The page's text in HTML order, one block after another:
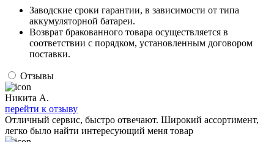
Заводские сроки гарантии, в зависимости от типа
аккумуляторной батареи.
Возврат бракованного товара осуществляется в
соответствии с порядком, установленным договором
поставки.
Отзывы
Никита А.
перейти к отзыву
Отличный сервис, быстро отвечают. Широкий ассортимент,
легко было найти интересующий меня товар